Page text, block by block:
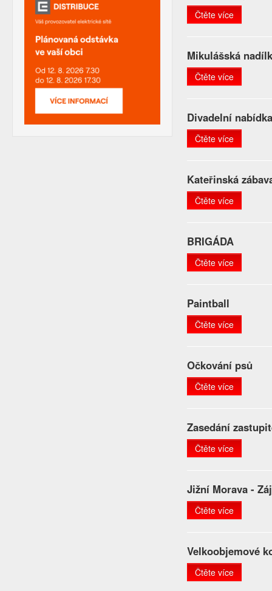
Čtěte více
Mikulášská
Čtěte více
Divadelní
Čtěte více
Kateřinská
Čtěte více
BRIGÁDA
Čtěte více
Paintball
Čtěte více
Očkování psů
Čtěte více
Zasedání
Čtěte více
Jižní Morava -
Čtěte více
Velkoobjemové
Čtěte více